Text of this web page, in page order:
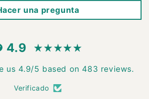
una pregunta
4.9
us 4.9/5 based on 483 reviews.
Verificado